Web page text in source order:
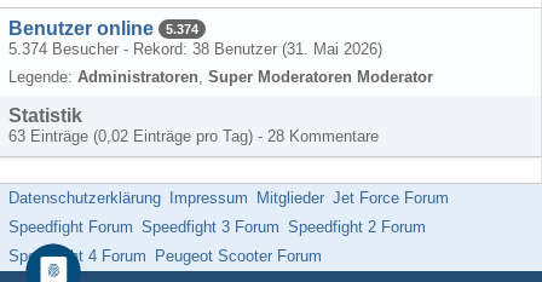
Benutzer online 5.374
5.374 Besucher - Rekord: 38 Benutzer (31. Mai 2026)
Legende: Administratoren Super Moderatoren Moderator
Statistik
63 Einträge (0,02 Einträge pro Tag) - 28 Kommentare
Datenschutzerklärung Impressum Mitglieder Jet Force Forum
Speedfight Forum Speedfight 3 Forum Speedfight 2 Forum
Speedfight 4 Forum
Peugeot Scooter Forum